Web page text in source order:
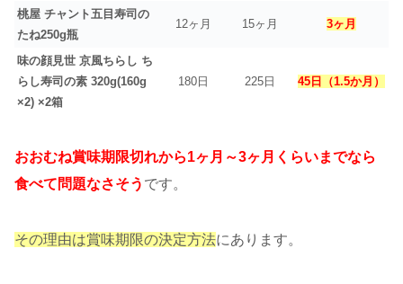
桃屋 チャント五目寿司の
たね250g瓶
12ヶ月 15ヶ月 3ヶ月
味の顔見世 京風ちらし ち
らし寿司の素 320g(160g
×2) ×2箱
180日 225日 45日（1.5か月）
おおむね賞味期限切れから1ヶ月～3ヶ月くらいまでなら
食べて問題なさそう です。
その理由は賞味期限の決定方法にあります。